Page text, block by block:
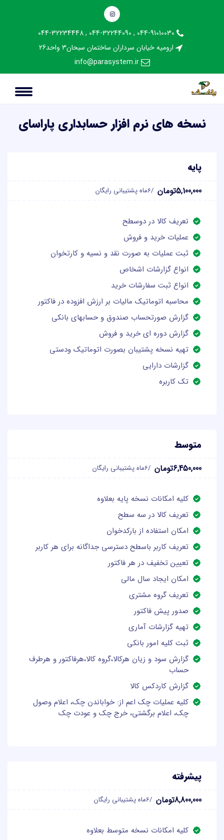
ارومیه خیابان سرداران ساختمان سبحان3 واحد26
info@parasystem.ir
فروشگاه نرم افزاری پاراسای
فروشگاه نرم افزاری پاراسای
نسخه های نرم افزار حسابداری پاراسای
پایه
5,100,000تومان /6ماه پشتیبانی رایگان
تعریف کالا در دوسطح
عملیات خرید و فروش
ثبت عمليات به صورت نقد و نسيه و كارتخوان
انواع گزارشات اشخاص
انواع ثبت سفارشات خرید
محاسبه اتوماتیک مالیات بر ارزش افزوده در فاکتور
گزارش صورتحساب صندوق و حسابهای بانکی
گزارش دوره ای خرید و فروش
تهیه نسخه پشتیبان بصورت اتوماتیک ودستی
گزارشات دارایی
تک کاربره
متوسط
6,450,000تومان /6ماه پشتیبانی رایگان
کلیه امکانات نسخه پایه بعلاوه
تعریف کالا در سه سطح
امکان استفاده از بارکدخوان
تعریف کاربر باسطح دسترسی جداگانه برای هر کاربر
تعیین تخفیف در هر فاکتور
امکان ایجاد سال مالی
تعریف گروه مشتری
صدور پیش فاکتور
تهیه گزارشات آماری
ثبت کلیه امور بانکی
گزارش سود و زیان هرکالا،گروه کالا،هرفاکتور و هرطرف
حساب
گزارش کاردکس کالا
کلیه عملیات چک اعم از: خواباندن چک، اعلام وصول
چک، اعلام برگشتی، خرج چک و عودت چک
پیشرفته
8,800,000تومان /6ماه پشتیبانی رایگان
کلیه امکانات نسخه متوسط بعلاوه